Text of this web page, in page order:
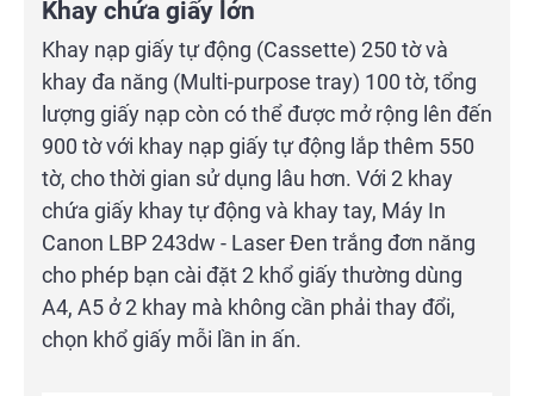
Khay chứa giấy lớn
Khay nạp giấy tự động (Cassette) 250 tờ và
khay đa năng (Multi-purpose tray) 100 tờ, tổng
lượng giấy nạp còn có thể được mở rộng lên đến
900 tờ với khay nạp giấy tự động lắp thêm 550
tờ, cho thời gian sử dụng lâu hơn. Với 2 khay
chứa giấy khay tự động và khay tay, Máy In
Canon LBP 243dw - Laser Đen trắng đơn năng
cho phép bạn cài đặt 2 khổ giấy thường dùng
A4, A5 ở 2 khay mà không cần phải thay đổi,
chọn khổ giấy mỗi lần in ấn.